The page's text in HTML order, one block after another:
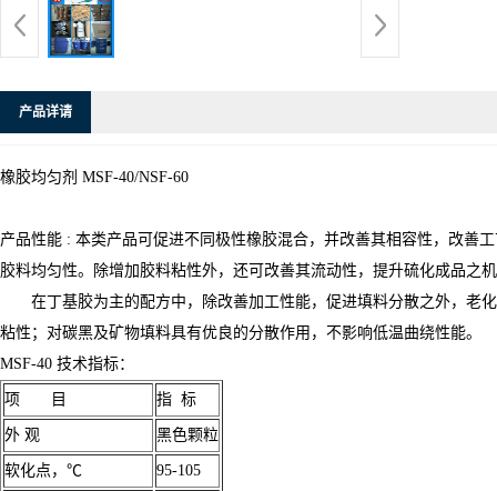
产品详请
橡胶均匀剂 MSF-40/NSF-60
产品性能 : 本类产品可促进不同极性橡胶混合，并改善其相容性，改善
胶料均匀性。除增加胶料粘性外，还可改善其流动性，提升硫化成品之
在丁基胶为主的配方中，除改善加工性能，促进填料分散之外，老化
粘性；对碳黑及矿物填料具有优良的分散作用，不影响低温曲绕性能。
MSF-40 技术指标：
项 目 指 标
外 观 黑色颗粒
软化点，℃ 95-105